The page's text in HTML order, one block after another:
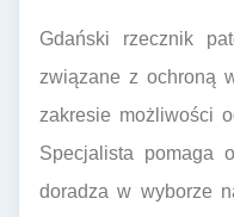
Gdański rzecznik
związane z ochroną
zakresie możliwości
Specjalista pomaga
doradza w wyborze